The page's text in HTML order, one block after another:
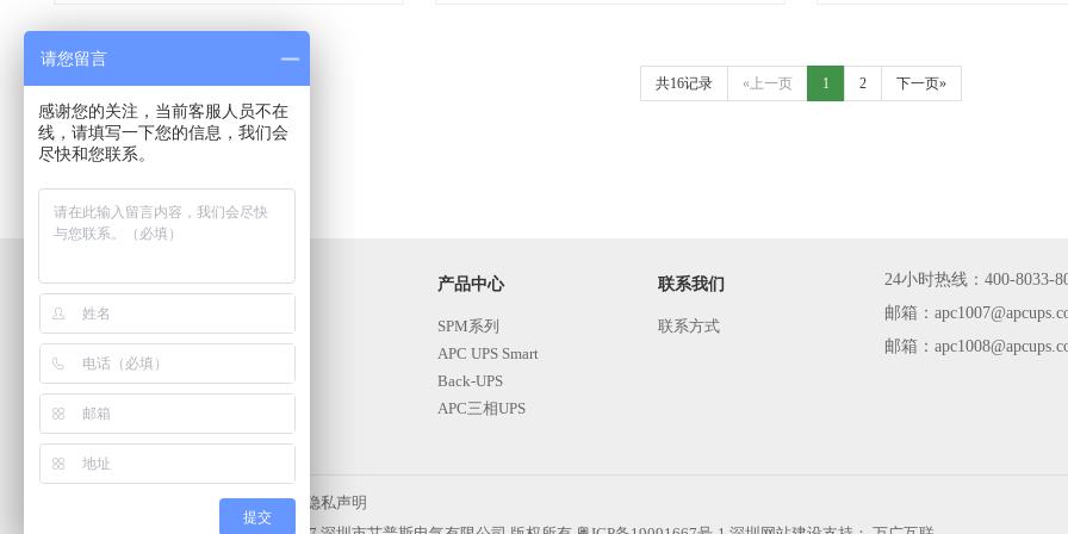
共16记录 «上一页 1 2 下一页»
我们是谁 产品中心
SPM系列
APC UPS Smart
Back-UPS
APC三相UPS
联系我们
联系方式
24小时热线：400-8033-
邮箱：
邮箱：
条款和条件|
隐私声明
请您留言
感谢您的关注，当前客服人员不在
线，请填写一下您的信息，我们会
尽快和您联系。
提交